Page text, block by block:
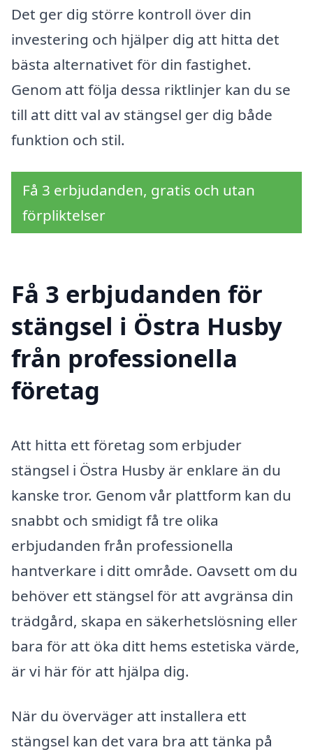
Det ger dig större kontroll över din
investering och hjälper dig att hitta det
bästa alternativet för din fastighet.
Genom att följa dessa riktlinjer kan du se
till att ditt val av stängsel ger dig både
funktion och stil.
Få 3 erbjudanden, gratis och utan
förpliktelser
Få 3 erbjudanden för
stängsel i Östra Husby
från professionella
företag
Att hitta ett företag som erbjuder
stängsel i Östra Husby är enklare än du
kanske tror. Genom vår plattform kan du
snabbt och smidigt få tre olika
erbjudanden från professionella
hantverkare i ditt område. Oavsett om du
behöver ett stängsel för att avgränsa din
trädgård, skapa en säkerhetslösning eller
bara för att öka ditt hems estetiska värde,
är vi här för att hjälpa dig.
När du överväger att installera ett
stängsel kan det vara bra att tänka på